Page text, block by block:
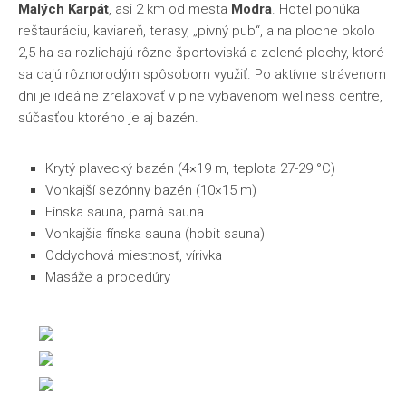
Malých Karpát, asi 2 km od mesta Modra. Hotel ponúka
reštauráciu, kaviareň, terasy, „pivný pub“, a na ploche okolo
2,5 ha sa rozliehajú rôzne športoviská a zelené plochy, ktoré
sa dajú rôznorodým spôsobom využiť. Po aktívne strávenom
dni je ideálne zrelaxovať v plne vybavenom wellness centre,
súčasťou ktorého je aj bazén.
Krytý plavecký bazén (4×19 m, teplota 27-29 °C)
Vonkajší sezónny bazén (10×15 m)
Fínska sauna, parná sauna
Vonkajšia fínska sauna (hobit sauna)
Oddychová miestnosť, vírivka
Masáže a procedúry